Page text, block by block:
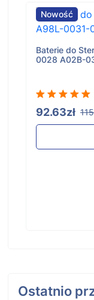
Nowość
Baterie do
0028 A02B-
92.63zł
Ostatnio